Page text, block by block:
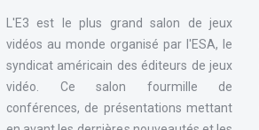
L'E3 est le plus grand salon de jeux
vidéos au monde organisé par l'ESA, le
syndicat américain des éditeurs de jeux
vidéo. Ce salon fourmille de
conférences, de présentations mettant